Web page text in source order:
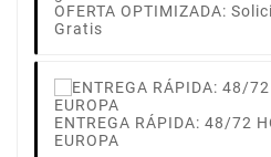
OFERTA OPTIMIZADA:
Gratis
ENTREGA RÁPIDA: 48/72
EUROPA